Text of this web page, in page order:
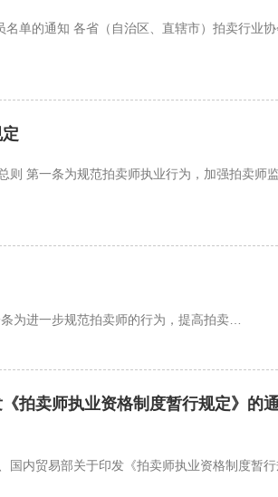
拍卖行业协会、有关拍
则 第一条为规范拍卖师执业行为，加强拍卖师
业道德规范 第一章总则 第一条为进一步规范拍卖师的行为，提高拍卖…
拍卖师执业资格制度暂行规定》的
国内贸易部关于印发《拍卖师执业资格制度暂